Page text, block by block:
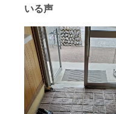
いる声